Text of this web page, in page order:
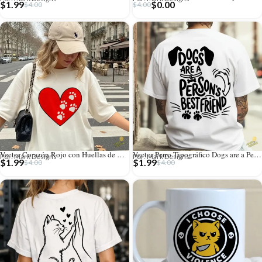
$4.00
$1.99 $4.00$0.00
Vector Corazón Rojo con Huellas de Mascota para Sublimación
Por: Mark Designs
$4.00
$1.99
Vector Perro Tipográfico Dogs are a Person’s Best Friend para Sublimar
Por: Mark Designs
$4.00
$1.99